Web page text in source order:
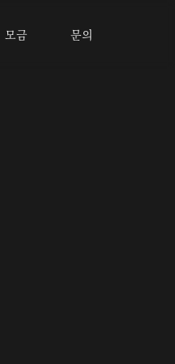
모금 문의